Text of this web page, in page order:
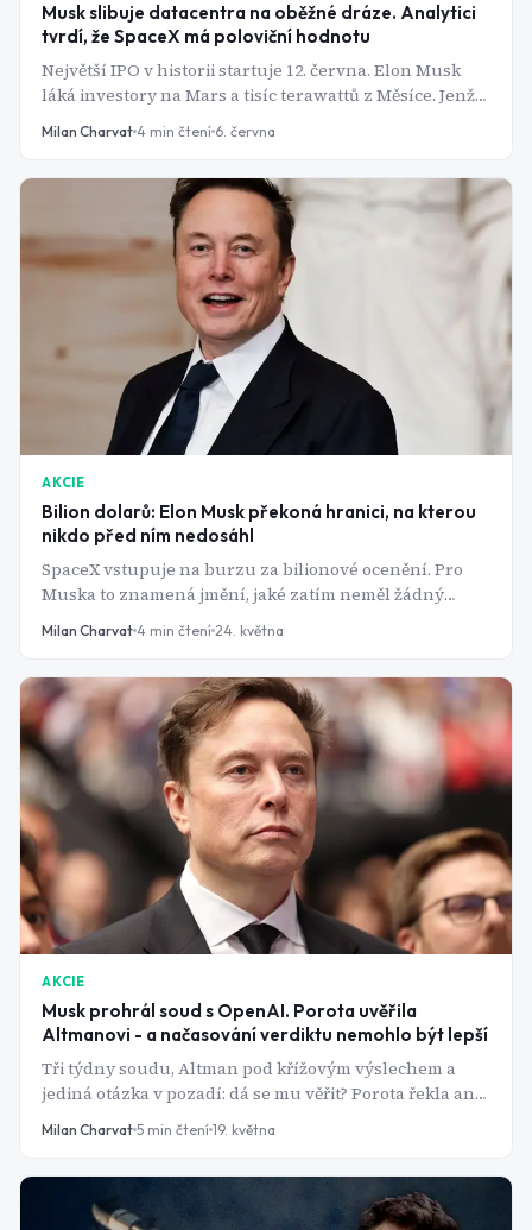
Musk slibuje datacentra na oběžné dráze. Analytici
tvrdí, že SpaceX má poloviční hodnotu
Největší IPO v historii startuje 12. června. Elon Musk
láká investory na Mars a tisíc terawattů z Měsíce. Jenže
firma loni prodělala skoro 5 miliard dolarů a podle
Milan Charvat 4 min čtení 6. června
AKCIE
Bilion dolarů: Elon Musk překoná hranici, na kterou
nikdo před ním nedosáhl
SpaceX vstupuje na burzu za bilionové ocenění. Pro
Muska to znamená jmění, jaké zatím neměl žádný
člověk na světě.
Milan Charvat 4 min čtení 24. května
AKCIE
Musk prohrál soud s OpenAI. Porota uvěřila
Altmanovi - a načasování verdiktu nemohlo být lepší
Tři týdny soudu, Altman pod křížovým výslechem a
jediná otázka v pozadí: dá se mu věřit? Porota řekla ano.
Milan Charvat 5 min čtení 19. května